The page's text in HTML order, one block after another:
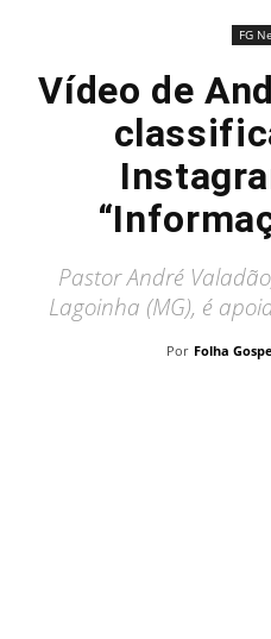
FG
Vídeo de
Pastor André
Lagoinha (MG), é
Por Folha